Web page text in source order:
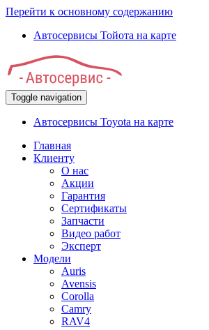
Перейти к основному содержанию
Автосервисы Тойота на карте
Toggle navigation
Автосервисы Toyota на карте
Главная
Клиенту
О нас
Акции
Гарантия
Сертификаты
Запчасти
Видео работ
Эксперт
Модели
Auris
Avensis
Corolla
Camry
RAV4